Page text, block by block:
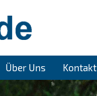
Über Uns Kontakt